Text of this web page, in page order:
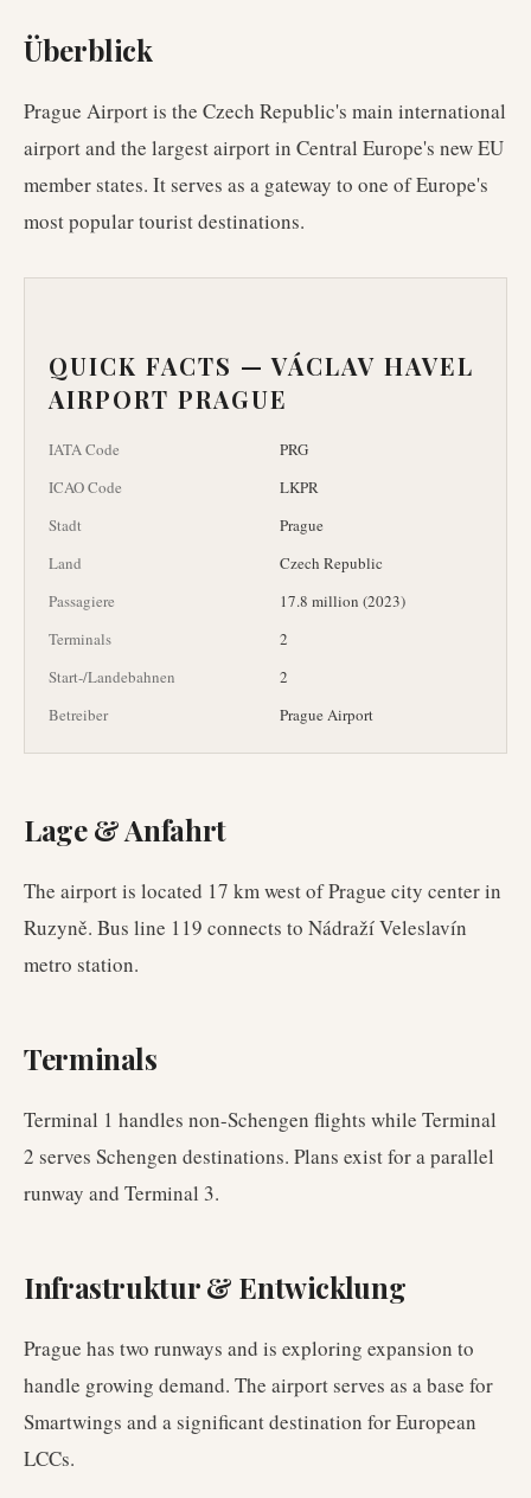
Überblick
Prague Airport is the Czech Republic's main international
airport and the largest airport in Central Europe's new EU
member states. It serves as a gateway to one of Europe's
most popular tourist destinations.
QUICK FACTS —VÁCLAV HAVEL
AIRPORT PRAGUE
IATA Code
PRG
ICAO Code
LKPR
Stadt
Prague
Land
Czech Republic
Passagiere
17.8 million (2023)
Terminals
2
Start-/Landebahnen
2
Betreiber
Prague Airport
Lage & Anfahrt
The airport is located 17 km west of Prague city center in
Ruzyně. Bus line 119 connects to Nádraží Veleslavín
metro station.
Terminals
Terminal 1 handles non-Schengen flights while Terminal
2 serves Schengen destinations. Plans exist for a parallel
runway and Terminal 3.
Infrastruktur & Entwicklung
Prague has two runways and is exploring expansion to
handle growing demand. The airport serves as a base for
Smartwings and a significant destination for European
LCCs.